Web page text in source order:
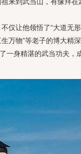
让他领悟了“大道无
万物”等老子的博大精
一身精湛的武当功夫，